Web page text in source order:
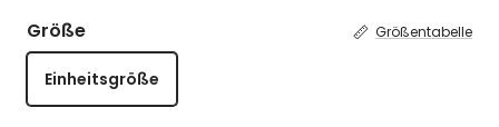
Größentabelle
Größe
Einheitsgröße